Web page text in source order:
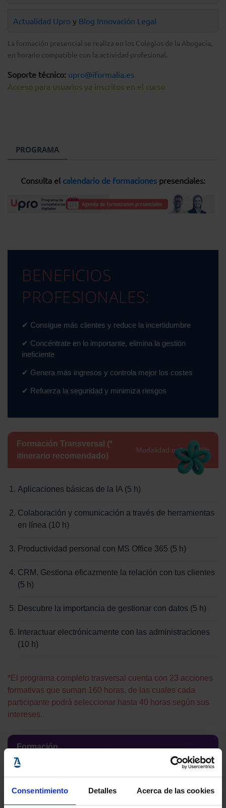
Consentimiento Detalles Acerca de las cookies
Actualidad Upro y Blog Innovación Legal
La formación presencial se realiza en los Colegios de la Abogacía,
en horario compatible con la actividad profesional.
Soporte técnico: upro@iformalia.es
Acceso para usuarios ya inscritos en el curso
PROGRAMA
Consulta el calendario de formaciones presenciales:
BENEFICIOS
PROFESIONALES:
✔ Consigue más clientes y reduce la incertidumbre
✔ Concéntrate en lo importante, elimina la gestión
ineficiente
✔ Genera más ingresos y controla mejor los costes
✔ Refuerza la seguridad y minimiza riesgos
Formación Transversal (*
itinerario recomendado)
Modalidad online · 40h
Aplicaciones básicas de la IA (5 h)
Colaboración y comunicación a través de herramientas
en línea (10 h)
Productividad personal con MS Office 365 (5 h)
CRM. Gestiona eficazmente la relación con tus clientes
(5 h)
Descubre la importancia de gestionar con datos (5 h)
Interactuar electrónicamente con las administraciones
(10 h)
*El programa completo trasversal cuenta con 23 acciones
formativas que suman 160 horas, de las cuales cada
participante podrá seleccionar hasta 40 horas según sus
intereses.
Formación
Específica
Abogacía
Online (80h) · Presencial (20h) · Webinar (10h)
Transformación digital de tu despacho (10 h)